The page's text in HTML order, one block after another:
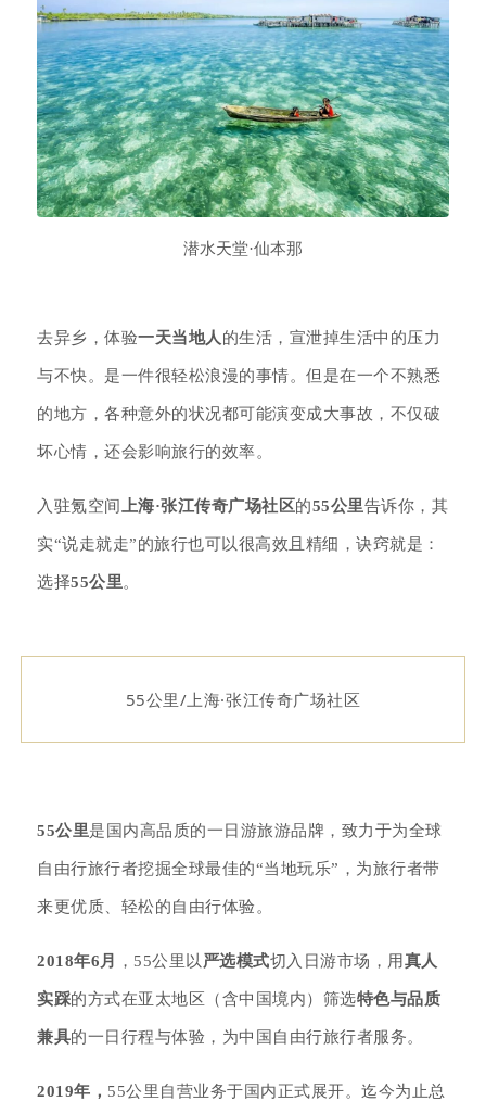
潜水天堂·仙本那
去异乡，体验一天当地人 的生活，宣泄掉生活中的压力
与不快。是一件很轻松浪漫的事情。但是在一个不熟悉
的地方，各种意外的状况都可能演变成大事故，不仅破
坏心情，还会影响旅行的效率。
入驻氪空间 上海·张江传奇广场社区的55公里告诉你，其
实“说走就走”的旅行也可以很高效且精细，诀窍就是：
选择55公里。
55公里/上海·张江传奇广场社区
55公里是国内高品质的一日游旅游品牌， 致力于为全球
自由行旅行者挖掘全球最佳的“当地玩乐”，为旅行者带
来更优质、轻松的自由行体验。
2018年6月 ，55公里以 严选模式切入日游市场，用真人
实踩的方式在亚太地区（含中国境内）筛选特色与品质
兼具的一日行程与体验，为中国自由行旅行者服务。
2019年， 55公里自营业务于国内正式展开。迄今为止总